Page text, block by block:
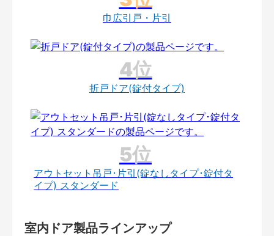
巾広引戸・片引
折戸ドア(錠付タイプ)
アウトセット吊戸･片引(錠なしタイプ･錠付タ
イプ) スタンダード
室内ドア製品ラインアップ